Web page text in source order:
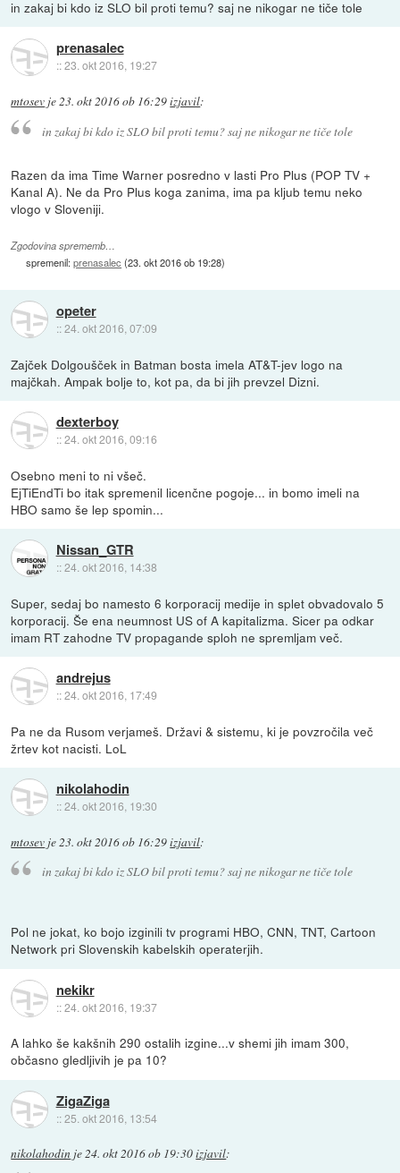
in zakaj bi kdo iz SLO bil proti temu? saj ne nikogar ne tiče tole
prenasalec
::23. okt 2016, 19:27
mtosev je23. okt 2016 ob 16:29izjavil:
in zakaj bi kdo iz SLO bil proti temu? saj ne nikogar ne tiče tole
Razen da ima Time Warner posredno v lasti Pro Plus (POP TV +
Kanal A). Ne da Pro Plus koga zanima, ima pa kljub temu neko
vlogo v Sloveniji.
Zgodovina sprememb…
spremenil:prenasalec (23. okt 2016 ob 19:28)
opeter
::24. okt 2016, 07:09
Zajček Dolgoušček in Batman bosta imela AT&T-jev logo na
majčkah. Ampak bolje to, kot pa, da bi jih prevzel Dizni.
dexterboy
::24. okt 2016, 09:16
Osebno meni to ni všeč.
EjTiEndTi bo itak spremenil licenčne pogoje... in bomo imeli na
HBO samo še lep spomin...
Nissan_GTR
::24. okt 2016, 14:38
Super, sedaj bo namesto 6 korporacij medije in splet obvadovalo 5
korporacij. Še ena neumnost US of A kapitalizma. Sicer pa odkar
imam RT zahodne TV propagande sploh ne spremljam več.
andrejus
::24. okt 2016, 17:49
Pa ne da Rusom verjameš. Državi & sistemu, ki je povzročila več
žrtev kot nacisti. LoL
nikolahodin
::24. okt 2016, 19:30
mtosev je23. okt 2016 ob 16:29izjavil:
in zakaj bi kdo iz SLO bil proti temu? saj ne nikogar ne tiče tole
Pol ne jokat, ko bojo izginili tv programi HBO, CNN, TNT, Cartoon
Network pri Slovenskih kabelskih operaterjih.
nekikr
::24. okt 2016, 19:37
A lahko še kakšnih 290 ostalih izgine...v shemi jih imam 300,
občasno gledljivih je pa 10?
ZigaZiga
::25. okt 2016, 13:54
nikolahodin je24. okt 2016 ob 19:30izjavil: